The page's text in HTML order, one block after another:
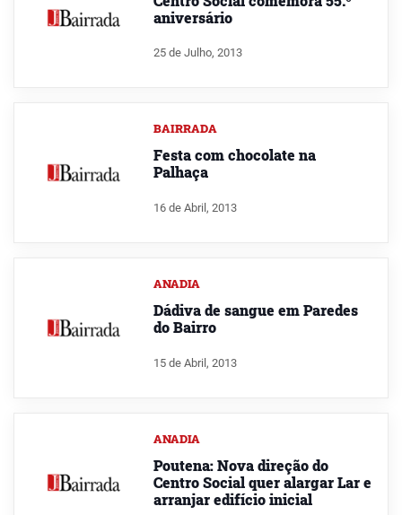
aniversário
25 de Julho, 2013
BAIRRADA
Festa com chocolate na
Palhaça
16 de Abril, 2013
ANADIA
Dádiva de sangue em Paredes
do Bairro
15 de Abril, 2013
ANADIA
Poutena: Nova direção do
Centro Social quer alargar Lar e
arranjar edifício inicial